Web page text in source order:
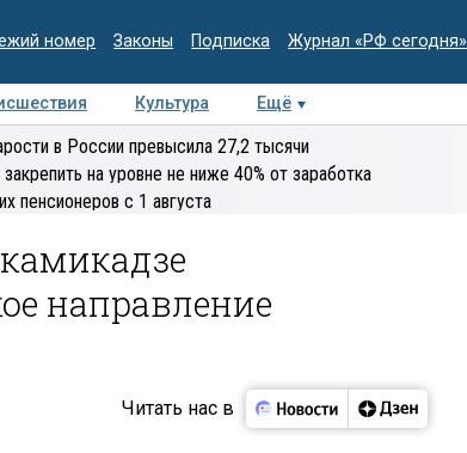
номер Законы Подписка Журнал «РФ сегодня»
Культура Ещё
Интервью Колумнисты
в России превысила 27,2 тысячи
на уровне не ниже 40% от заработка
пенсионеров с 1 августа
направление
Читать нас в